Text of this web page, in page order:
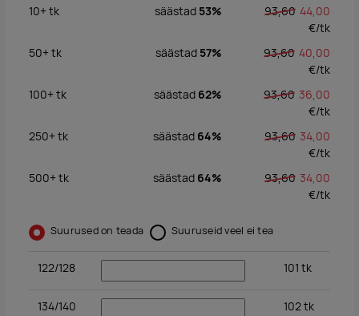
10+tk säästad 53% 93,60 44,00
€/tk
50+tk säästad 57% 93,60 40,00
€/tk
100+tk säästad 62% 93,60 36,00
€/tk
250+tk säästad 64% 93,60 34,00
€/tk
500+tk säästad 64% 93,60 34,00
€/tk
Suurused on teada Suuruseid veel ei tea
122/128 101 tk
134/140 102tk